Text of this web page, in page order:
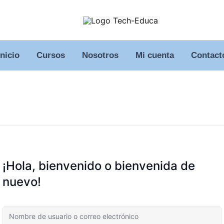
Cursos Nosotros Mi cuenta
¡Hola, bienvenido o bienvenida de
nuevo!